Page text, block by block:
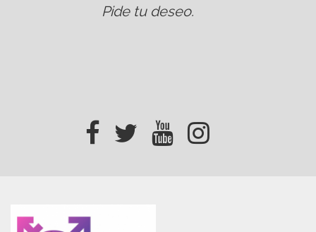
Pide tu deseo.